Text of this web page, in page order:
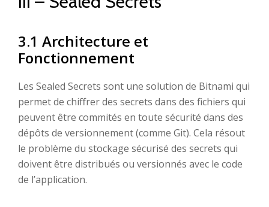
3.1 Architecture et
Fonctionnement
Les Sealed Secrets sont une solution de Bitnami qui
permet de chiffrer des secrets dans des fichiers qui
peuvent être commités en toute sécurité dans des
dépôts de versionnement (comme Git). Cela résout
le problème du stockage sécurisé des secrets qui
doivent être distribués ou versionnés avec le code
de l’application.